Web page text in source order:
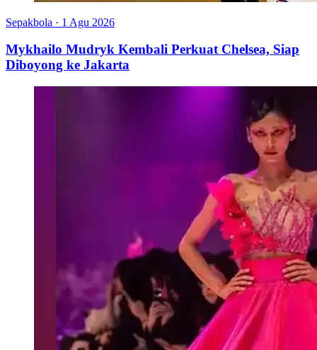
Sepakbola · 1 Agu 2026
Mykhailo Mudryk Kembali Perkuat Chelsea, Siap
Diboyong ke Jakarta